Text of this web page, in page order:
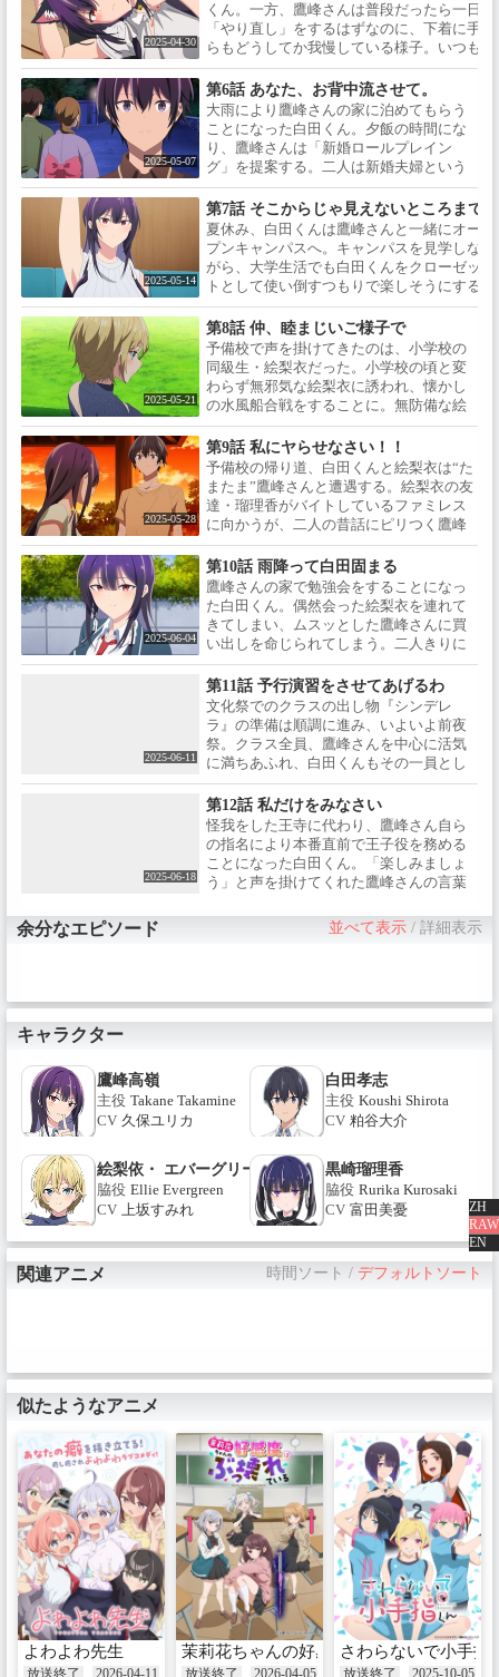
ZH
RAW
EN
下着を選んだ白田くんだが、今度は試着
室で「履かせ具合」を確認することにな
り…!?
2025-04-30
くん。一方、鷹峰さんは普段だったら一日
「やり直し」をするはずなのに、下着に手
らもどうしてか我慢している様子。いつも
着を脱ぐシーンで、苦しそうながらも何か
するかのように、能力を使うのを堪える鷹
日に限ってなぜ能力を使わないのか…？
2025-05-07
第6話 あなた、お背中流させて。
大雨により鷹峰さんの家に泊めてもらう
ことになった白田くん。夕飯の時間にな
り、鷹峰さんは「新婚ロールプレイン
グ」を提案する。二人は新婚夫婦という
設定で振る舞わなければならない…。鷹
峰さんは裸エプロンで出迎えてくれた
り、料理を食べさせてくれようとした
り…。果てはお風呂にまで入ってきて、
背中を洗うと言い出し…!?
2025-05-14
第7話 そこからじゃ見えないところまで
夏休み、白田くんは鷹峰さんと一緒にオー
プンキャンパスへ。キャンパスを見学しな
がら、大学生活でも白田くんをクローゼッ
トとして使い倒すつもりで楽しそうにする
会話する鷹峰さん。だが、白田くんが就職
を希望しているという話をすると、鷹峰さ
んは何やら考え込んでしまって――。
2025-05-21
第8話 仲、睦まじいご様子で
予備校で声を掛けてきたのは、小学校の
同級生・絵梨衣だった。小学校の頃と変
わらず無邪気な絵梨衣に誘われ、懐かし
の水風船合戦をすることに。無防備な絵
梨衣はノーブラびしょ濡れ状態になった
り肌を露わにしたりと目のやり場に困る
白田くん。案の定その様子を鷹峰さんに
見られてしまい!?
2025-05-28
第9話 私にヤらせなさい！！
予備校の帰り道、白田くんと絵梨衣は“た
またま”鷹峰さんと遭遇する。絵梨衣の友
達・瑠理香がバイトしているファミレス
に向かうが、二人の昔話にピリつく鷹峰
さん。そんな様子を察知した絵梨衣は、
帰りがけ鷹峰さんを個別に呼び出し、あ
る言葉を告げるのだが…。
2025-06-04
第10話 雨降って白田固まる
鷹峰さんの家で勉強会をすることになっ
た白田くん。偶然会った絵梨衣を連れて
きてしまい、ムスッとした鷹峰さんに買
い出しを命じられてしまう。二人きりに
なった途端、鷹峰さんは絵梨衣へ「帰っ
てほしいと」告げるが、絵梨衣は一つだ
け気になることがあると懇願する。絵梨
衣の気になること、それは「鷹峰さんと
白田くんがもう付き合っているのかどう
か？」ということだった…！鷹峰さんの
返答は…？
2025-06-11
第11話 予行演習をさせてあげるわ
文化祭でのクラスの出し物『シンデレ
ラ』の準備は順調に進み、いよいよ前夜
祭。クラス全員、鷹峰さんを中心に活気
に満ちあふれ、白田くんもその一員とし
て高揚感を覚えていた。そんな中、白田
くんのために能力を使った鷹峰さんに、
またもパンツを履かせミスをしてしま
う。いつもなら怒られるところ、お咎め
もなく準備を続けて…。と思ったら、帰
る直前、鷹峰さんに屋上に呼び出されて
しまうのだった…！
2025-06-18
第12話 私だけをみなさい
怪我をした王寺に代わり、鷹峰さん自ら
の指名により本番直前で王子役を務める
ことになった白田くん。「楽しみましょ
う」と声を掛けてくれた鷹峰さんの言葉
った！すぐさま舞台上で鷹峰さんがパン
ツを脱ぎやり直すことで事なきを得る
余分なエピソード 並べて表示 /詳細表示
キャラクター
鷹峰高嶺
主役 Takane Takamine
CV 久保ユリカ
白田孝志
主役 Koushi Shirota
CV 粕谷大介
絵梨依・ エバーグリーン
脇役 Ellie Evergreen
CV 上坂すみれ
黒崎瑠理香
脇役 Rurika Kurosaki
CV 富田美憂
関連アニメ 時間ソート /デフォルトソート
似たようなアニメ
よわよわ先生
放送終了 2026-04-11
茉莉花ちゃんの好感度はぶっ壊れている
放送終了 2026-04-05
さわらないで小手指
放送終了 2025-10-05